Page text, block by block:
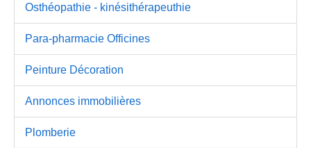
Osthéopathie - kinésithérapeuthie
Para-pharmacie Officines
Peinture Décoration
Annonces immobilières
Plomberie